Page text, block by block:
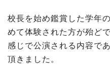
校長を始め鑑賞した学年
めて体験された方が殆ど
感じで公演される内容で
頂きました。